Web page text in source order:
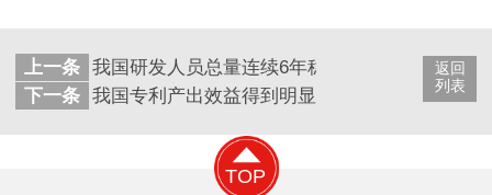
返回
列表
上一条 我国研发人员总量连续6年稳居世界第一位
下一条 我国专利产出效益得到明显提高
TOP